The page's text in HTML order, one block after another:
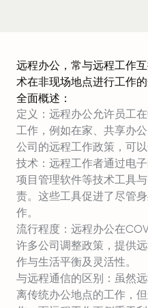
远程办公，常与远程工作
术在非现场地点进行工作
全面概述：
定义：远程办公允许员工
工作，例如在家、共享办
公司的远程工作政策，可
技术：远程工作者通过电
项目管理软件等技术工具
责。这些工具促进了尽管
作。
流行程度：远程办公在
许多公司调整政策，提供
作与生活平衡及灵活性。
与远程通信的区别：虽然
离传统办公地点的工作，